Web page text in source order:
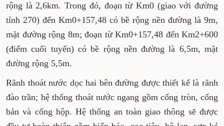
rộng là 2,6km. Trong đó, đoạn từ Km0 (giao với đường
tỉnh 270) đến Km0+157,48 có bề rộng nền đường là 9m,
mặt đường rộng 8m; đoạn từ Km0+157,48 đến Km2+600
(điểm cuối tuyến) có bề rộng nền đường là 6,5m, mặt
đường rộng 5,5m.
Rãnh thoát nước dọc hai bên đường được thiết kế là rãnh
đào trần; hệ thống thoát nước ngang gồm cống tròn, cống
bản và cống hộp. Hệ thống an toàn giao thông sẽ được